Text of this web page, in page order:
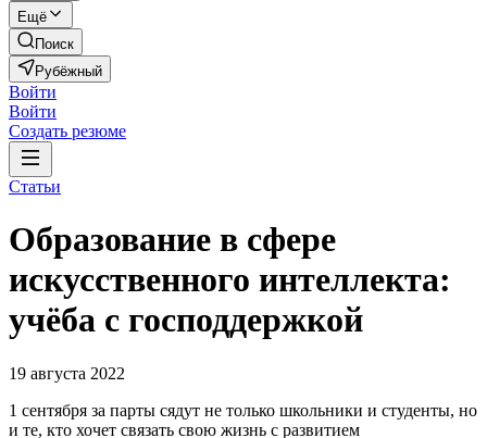
Ещё
Поиск
Рубёжный
Войти
Войти
Создать резюме
Статьи
Образование в сфере
искусственного интеллекта:
учёба с господдержкой
19 августа 2022
1 сентября за парты сядут не только школьники и студенты, но
и те, кто хочет связать свою жизнь с развитием